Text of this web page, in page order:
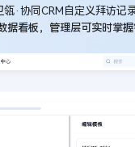
瓴·协同CRM自定义拜访记
据看板，管理层可实时掌